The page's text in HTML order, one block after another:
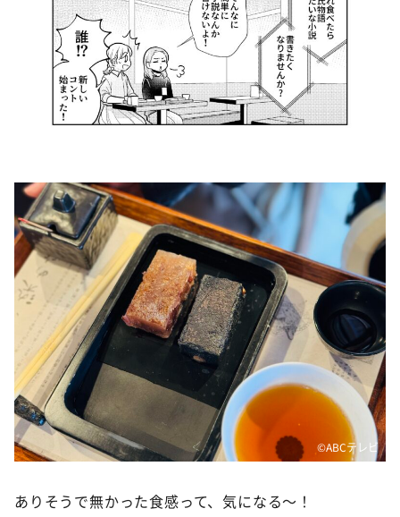
©️ABCテレビ
ありそうで無かった食感って、気になる〜！